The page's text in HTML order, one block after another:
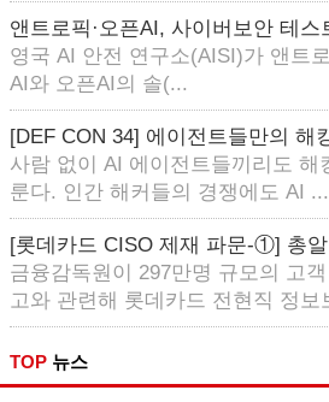
앤트로픽·오픈AI, 사이버보안 테
영국 AI 안전 연구소(AISI)가 앤트
AI와 오픈AI의 솔(...
[DEF CON 34] 에이전트들만의 해
사람 없이 AI 에이전트들끼리도 해
룬다. 인간 해커들의 경쟁에도 AI ...
[롯데카드 CISO 제재 파문-①] 총
금융감독원이 297만명 규모의 고
고와 관련해 롯데카드 전현직 정보
TOP 뉴스